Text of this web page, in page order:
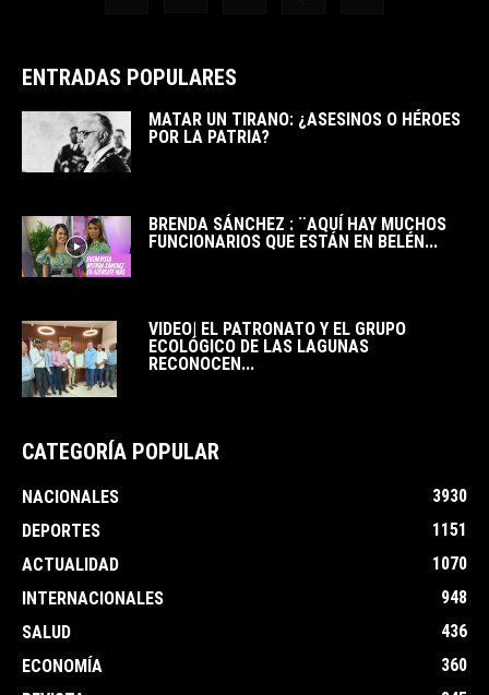
ENTRADAS POPULARES
MATAR UN TIRANO: ¿ASESINOS O HÉROES
POR LA PATRIA?
BRENDA SÁNCHEZ : ¨AQUÍ HAY MUCHOS
FUNCIONARIOS QUE ESTÁN EN BELÉN...
VIDEO| EL PATRONATO Y EL GRUPO
ECOLÓGICO DE LAS LAGUNAS
RECONOCEN...
CATEGORÍA POPULAR
NACIONALES
3930
DEPORTES
1151
ACTUALIDAD
1070
INTERNACIONALES
948
SALUD
436
ECONOMÍA
360